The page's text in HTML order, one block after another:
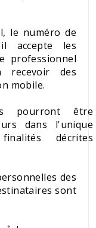
le numéro de
accepte les
professionnel
recevoir des
mobile.
pourront être
dans l'unique
décrites
des
sont